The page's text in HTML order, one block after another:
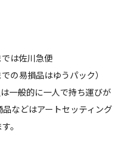
は佐川急便
の易損品はゆうパック）
一般的に一人で持ち運びが
などはアートセッティング
。